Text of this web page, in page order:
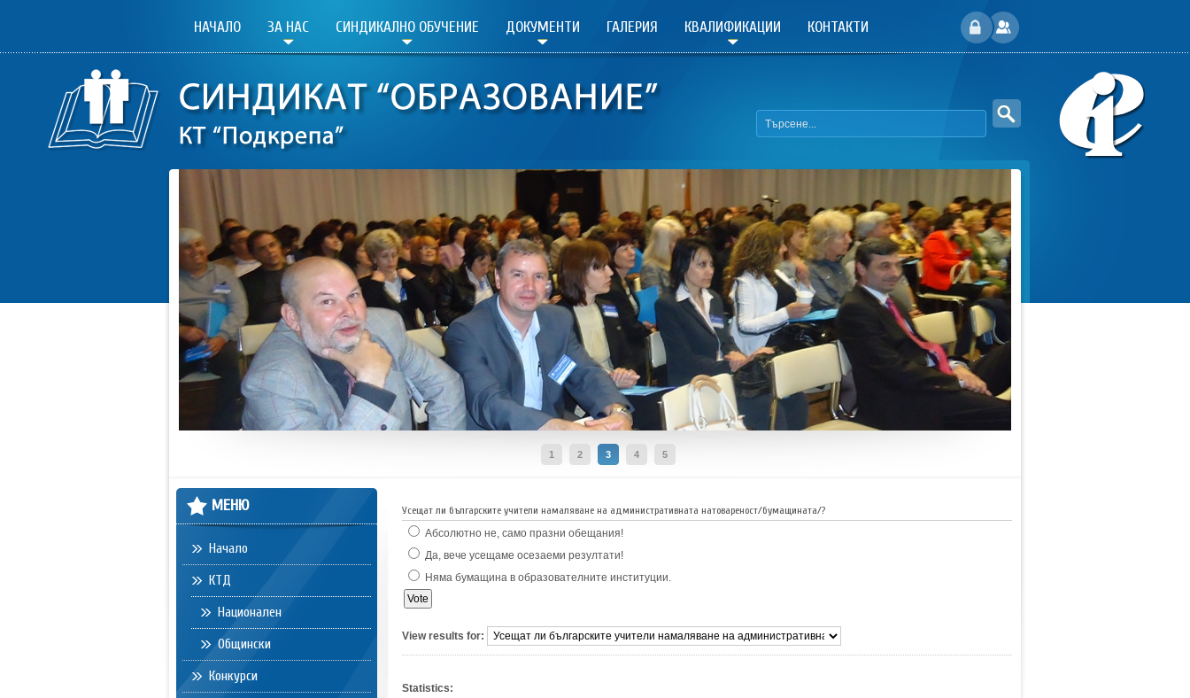
НАЧАЛО ЗА НАС СИНДИКАЛНО ОБУЧЕНИЕ ДОКУМЕНТИ ГАЛЕРИЯ КВАЛИФИКАЦИИ КОНТАКТИ
1 2 3 4 5
Усещат ли българските учители намаляване на административната натовареност/бумащината/?
Абсолютно не, само празни обещания!
Да, вече усещаме осезаеми резултати!
Няма бумащина в образователните институции.
View results for:
Statistics:
МЕНЮ
Начало
КТД
Национален
Общински
Конкурси